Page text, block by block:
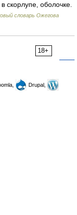
скорлупе, оболочке.
словарь Ожегова
18+
Drupal,